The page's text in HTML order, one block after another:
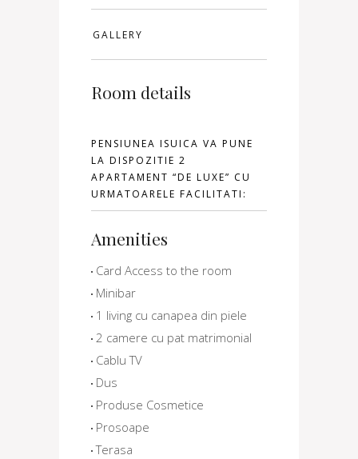
GALLERY
Room details
PENSIUNEA ISUICA VA PUNE
LA DISPOZITIE 2
APARTAMENT “DE LUXE” CU
URMATOARELE FACILITATI:
Amenities
Card Access to the room
Minibar
1 living cu canapea din piele
2 camere cu pat matrimonial
Cablu TV
Dus
Produse Cosmetice
Prosoape
Terasa